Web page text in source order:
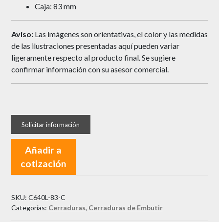
Caja: 83 mm
Aviso:Las imágenes son orientativas, el color y las medidas
de las ilustraciones presentadas aquí pueden variar
ligeramente respecto al producto final. Se sugiere
confirmar información con su asesor comercial.
Añadir a
cotización
SKU: C640L-83-C
Categorías: Cerraduras, Cerraduras de Embutir